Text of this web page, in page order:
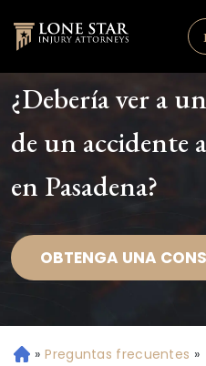
¿Debería ver a
de un accidente
en Pasadena?
OBTENGA UNA
Ini » Preguntas frecuentes »